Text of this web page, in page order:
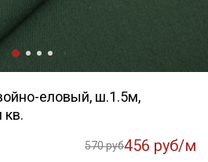
еловый, ш.1.5м,
кв.
570 руб456 руб/м